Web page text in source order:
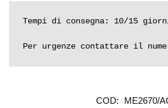
Tempi di consegna: 10/15
Per urgenze contattare il
COD:
ME2670/